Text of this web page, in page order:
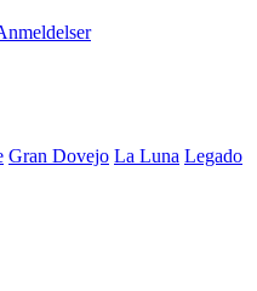
Gran Dovejo La Luna Legado